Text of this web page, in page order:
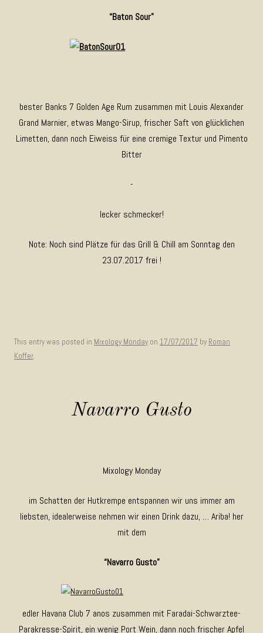
“Baton Sour”
bester Banks 7 Golden Age Rum zusammen mit Louis Alexander
Grand Marnier, etwas Mango-Sirup, frischer Saft von glücklichen
Limetten, dann noch Eiweiss für eine cremige Textur und Pimento
Bitter
-
lecker schmecker!
Note: Noch sind Plätze für das Grill & Chill am Sonntag den
23.07.2017 frei !
This entry was posted in Mixology Monday on 17/07/2017 by Roman
Koffer.
Navarro Gusto
Mixology Monday
im Schatten der Hutkrempe entspannen wir uns immer am
liebsten, idealerweise nehmen wir einen Drink dazu, … Ariba! her
mit dem
“Navarro Gusto”
edler Havana Club 7 anos zusammen mit Faradai-Schwarztee-
Parakresse-Spirit, ein wenig Port Wein, dann noch frischer Apfel